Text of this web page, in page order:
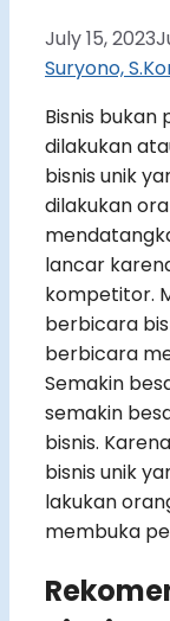
July 15, 2023
Suryono,
Bisnis bukan
dilakukan
bisnis unik
dilakukan
lancar
kompetitor.
berbicara
berbicara
Semakin
semakin
bisnis.
bisnis unik
lakukan
membuka